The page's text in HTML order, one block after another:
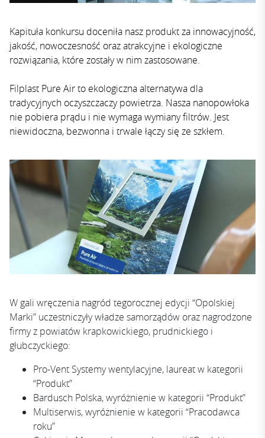
Kapituła konkursu doceniła nasz produkt za innowacyjność,
jakość, nowoczesność oraz atrakcyjne i ekologiczne
rozwiązania, które zostały w nim zastosowane.
Filplast Pure Air to ekologiczna alternatywa dla
tradycyjnych oczyszczaczy powietrza. Nasza nanopowłoka
nie pobiera prądu i nie wymaga wymiany filtrów. Jest
niewidoczna, bezwonna i trwale łączy się ze szkłem.
W gali wręczenia nagród tegorocznej edycji “Opolskiej
Marki” uczestniczyły władze samorządów oraz nagrodzone
firmy z powiatów krapkowickiego, prudnickiego i
głubczyckiego:
Pro-Vent Systemy wentylacyjne, laureat w kategorii
“Produkt”
Bardusch Polska, wyróżnienie w kategorii “Produkt”
Multiserwis, wyróżnienie w kategorii “Pracodawca
roku”